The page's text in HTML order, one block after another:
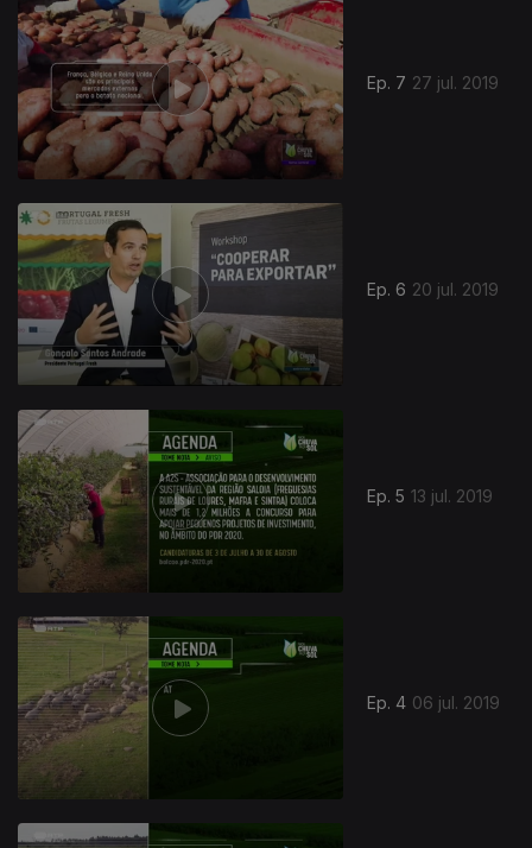
Ep. 7 27 jul. 2019
Ep. 6 20 jul. 2019
Ep. 5 13 jul. 2019
Ep. 4 06 jul. 2019
416916